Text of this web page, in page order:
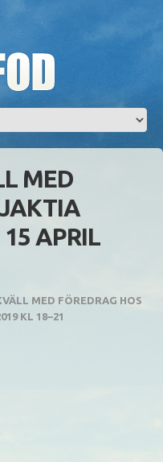
MED
APRIL
MED FÖREDRAG HOS
KL 18–21